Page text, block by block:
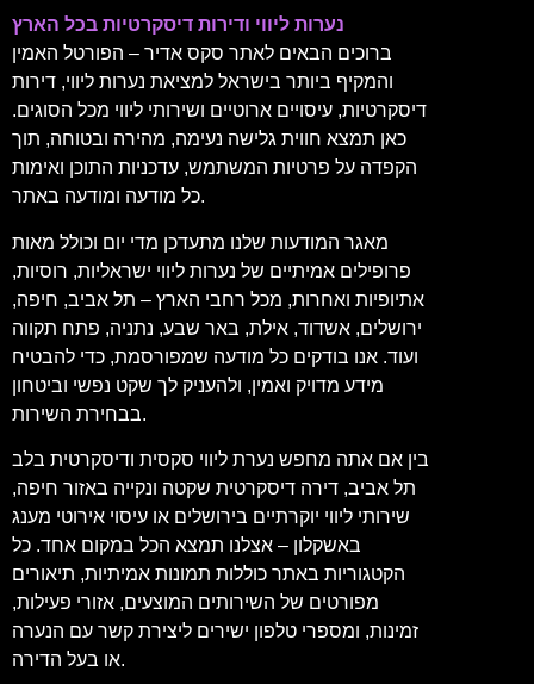
נערות ליווי ודירות דיסקרטיות בכל הארץ
ברוכים הבאים לאתר סקס אדיר – הפורטל האמין
והמקיף ביותר בישראל למציאת נערות ליווי, דירות
דיסקרטיות, עיסויים ארוטיים ושירותי ליווי מכל הסוגים.
כאן תמצא חווית גלישה נעימה, מהירה ובטוחה, תוך
הקפדה על פרטיות המשתמש, עדכניות התוכן ואימות
כל מודעה ומודעה באתר.
מאגר המודעות שלנו מתעדכן מדי יום וכולל מאות
פרופילים אמיתיים של נערות ליווי ישראליות, רוסיות,
אתיופיות ואחרות, מכל רחבי הארץ – תל אביב, חיפה,
ירושלים, אשדוד, אילת, באר שבע, נתניה, פתח תקווה
ועוד. אנו בודקים כל מודעה שמפורסמת, כדי להבטיח
מידע מדויק ואמין, ולהעניק לך שקט נפשי וביטחון
בבחירת השירות.
בין אם אתה מחפש נערת ליווי סקסית ודיסקרטית בלב
תל אביב, דירה דיסקרטית שקטה ונקייה באזור חיפה,
שירותי ליווי יוקרתיים בירושלים או עיסוי אירוטי מענג
באשקלון – אצלנו תמצא הכל במקום אחד. כל
הקטגוריות באתר כוללות תמונות אמיתיות, תיאורים
מפורטים של השירותים המוצעים, אזורי פעילות,
זמינות, ומספרי טלפון ישירים ליצירת קשר עם הנערה
או בעל הדירה.